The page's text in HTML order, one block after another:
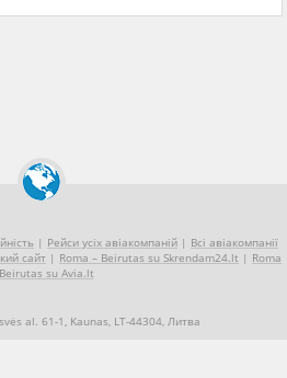
| Рейси усіх авіакомпаній | Всі авіакомпанії
сайт | Roma – Beirutas su Skrendam24.lt | Roma
su Avia.lt
al. 61-1, Kaunas, LT-44304, Литва